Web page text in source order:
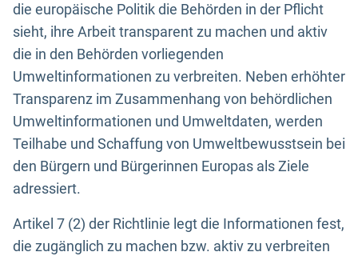
die europäische Politik die Behörden in der Pflicht
sieht, ihre Arbeit transparent zu machen und aktiv
die in den Behörden vorliegenden
Umweltinformationen zu verbreiten. Neben erhöhter
Transparenz im Zusammenhang von behördlichen
Umweltinformationen und Umweltdaten, werden
Teilhabe und Schaffung von Umweltbewusstsein bei
den Bürgern und Bürgerinnen Europas als Ziele
adressiert.
Artikel 7 (2) der Richtlinie legt die Informationen fest,
die zugänglich zu machen bzw. aktiv zu verbreiten